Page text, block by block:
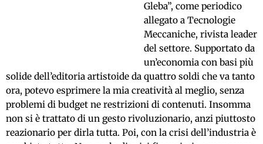
Gleba”, come periodico
allegato a Tecnologie
Meccaniche, rivista leader
del settore. Supportato da
un’economia con basi più
solide dell’editoria artistoide da quattro soldi che va tanto
ora, potevo esprimere la mia creatività al meglio, senza
problemi di budget ne restrizioni di contenuti. Insomma
non si è trattato di un gesto rivoluzionario, anzi piuttosto
reazionario per dirla tutta. Poi, con la crisi dell’industria è